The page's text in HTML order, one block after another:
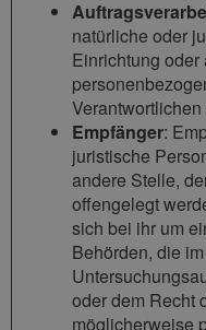
natürliche oder
Einrichtung
Empfänger:
juristische
andere Stelle,
offengelegt
sich bei ihr um
Behörden, die
oder dem Recht
möglicherweise